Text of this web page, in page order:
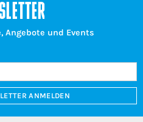
und Events
ANMELDEN